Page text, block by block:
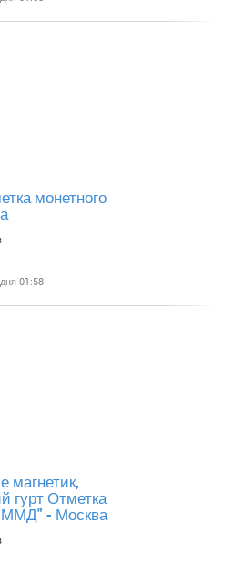
монетного
01:58
магнетик,
гурт Отметка
- Москва